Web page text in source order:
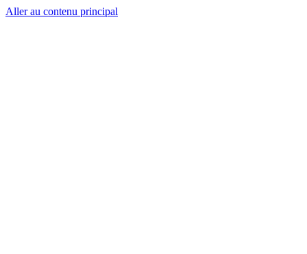
Aller au contenu principal